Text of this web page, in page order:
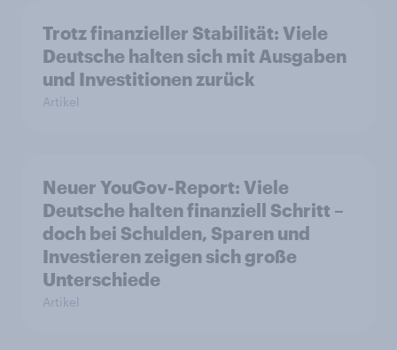
Trotz finanzieller Stabilität: Viele
Deutsche halten sich mit Ausgaben
und Investitionen zurück
Artikel
Neuer YouGov-Report: Viele
Deutsche halten finanziell Schritt –
doch bei Schulden, Sparen und
Investieren zeigen sich große
Unterschiede
Artikel